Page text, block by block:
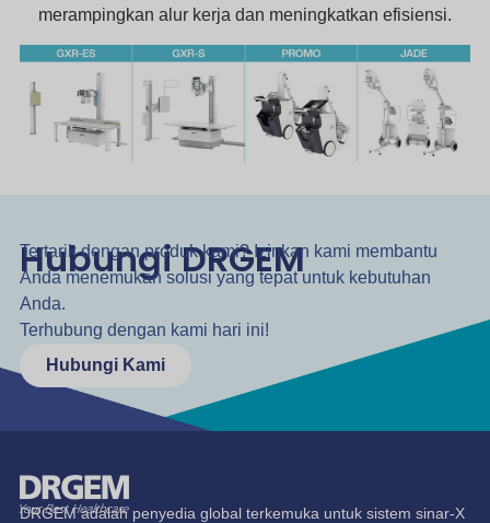
merampingkan alur kerja dan meningkatkan efisiensi.
Hubungi DRGEM
Tertarik dengan produk kami? Izinkan kami membantu
Anda menemukan solusi yang tepat untuk kebutuhan
Anda.
Terhubung dengan kami hari ini!
Hubungi Kami
DRGEM adalah penyedia global terkemuka untuk sistem sinar-X